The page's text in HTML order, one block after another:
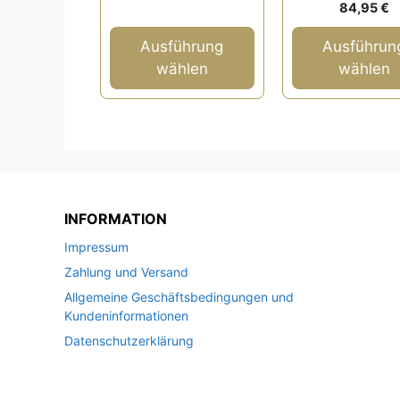
Ausführung
wählen
werden
o
n
5
84,95€
wählen
werden
INFORMATION
Impressum
Zahlung und Versand
Allgemeine Geschäftsbedingungen und
Kundeninformationen
Datenschutzerklärung